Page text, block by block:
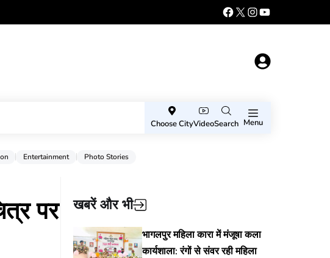
Choose CityVideoSearch Menu
Entertainment Photo Stories
पर
खबरें और भी
भागलपुर महिला कारा में मंजूषा कला
कार्यशाला: रंगों से संवर रही महिला